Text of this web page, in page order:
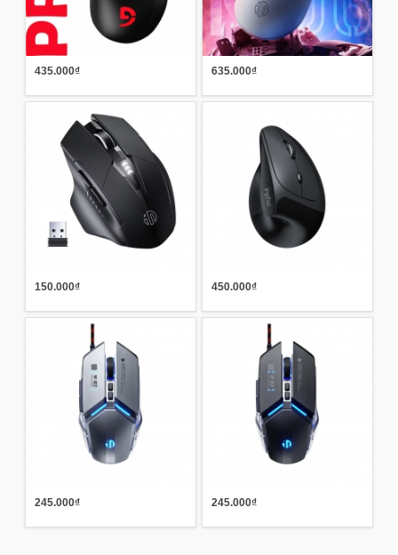
435.000₫ 635.000₫
150.000₫ 450.000₫
245.000₫ 245.000₫